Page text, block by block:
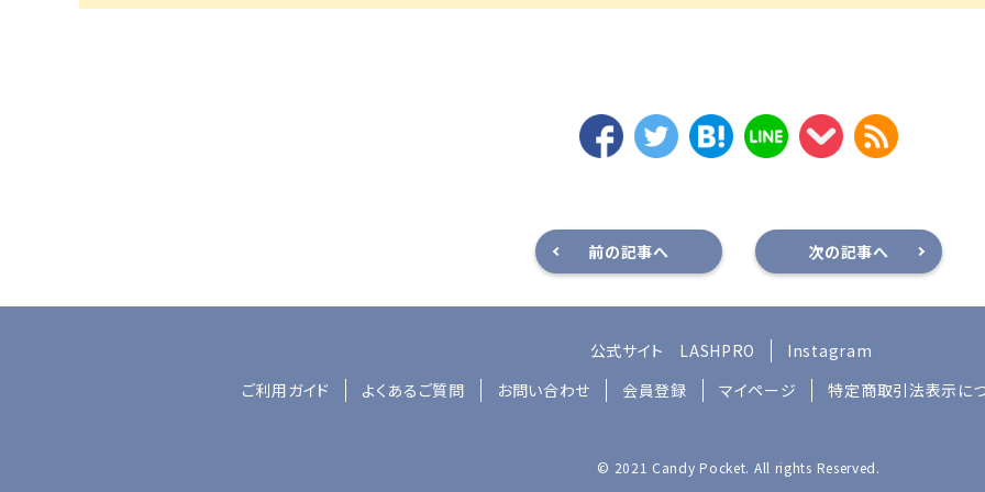
前の記事へ 次の記事へ
公式サイト LASHPRO
Instagram
ご利用ガイド
よくあるご質問 お問い合わせ 会員登録 マイページ 特定商取引法表示に
© 2021 Candy Pocket. All rights Reserved.